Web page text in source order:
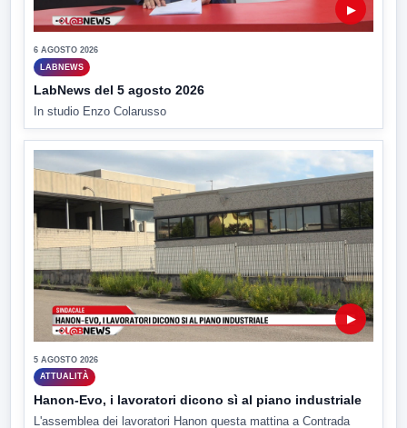
▶
6 AGOSTO 2026
LABNEWS
LabNews del 5 agosto 2026
In studio Enzo Colarusso
▶
5 AGOSTO 2026
ATTUALITÀ
Hanon-Evo, i lavoratori dicono sì al piano industriale
L'assemblea dei lavoratori Hanon questa mattina a Contrada